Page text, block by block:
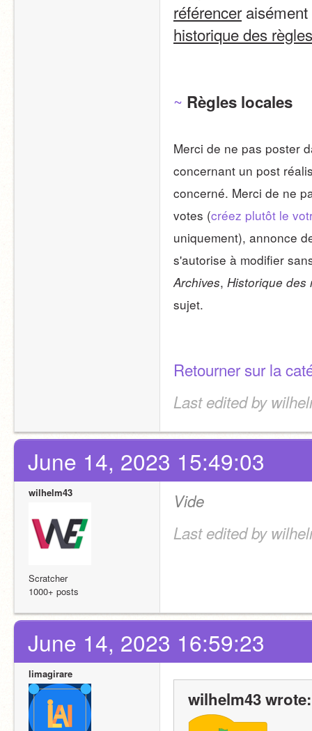
référencer
historique des règles
~ Règles locales
Merci de ne pas poster
concernant un post
concerné. Merci de ne
votes (créez plutôt le
uniquement), annonce
Archives, Historique des
sujet.
Retourner sur la
Last edited by
June 14, 2023 15:49:03
wilhelm43
Scratcher
1000+ posts
Vide
Last edited by
June 14, 2023 16:59:23
limagirare
wilhelm43 wrote: